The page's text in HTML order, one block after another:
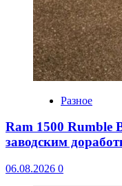
Разное
Ram 1500 Rumble
заводским
06.08.2026 0